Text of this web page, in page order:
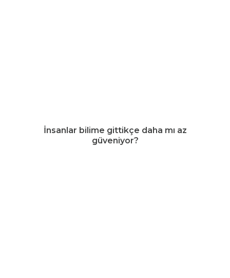
İnsanlar bilime gittikçe daha mı az
güveniyor?